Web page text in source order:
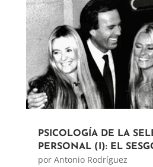
PSICOLOGÍA DE LA
PERSONAL (I): EL
por Antonio Rodríguez